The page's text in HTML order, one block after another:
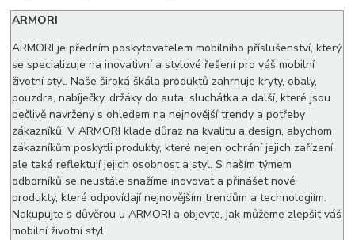
ARMORI
ARMORI je předním poskytovatelem mobilního příslušenství, který
se specializuje na inovativní a stylové řešení pro váš mobilní
životní styl. Naše široká škála produktů zahrnuje kryty, obaly,
pouzdra, nabíječky, držáky do auta, sluchátka a další, které jsou
pečlivě navrženy s ohledem na nejnovější trendy a potřeby
zákazníků. V ARMORI klade důraz na kvalitu a design, abychom
zákazníkům poskytli produkty, které nejen ochrání jejich zařízení,
ale také reflektují jejich osobnost a styl. S naším týmem
odborníků se neustále snažíme inovovat a přinášet nové
produkty, které odpovídají nejnovějším trendům a technologiím.
Nakupujte s důvěrou u ARMORI a objevte, jak můžeme zlepšit váš
mobilní životní styl.